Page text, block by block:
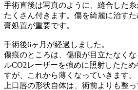
手術直後は写真のように、縫合した
たくさん付きます。傷を綺麗に治す
膏処置が重要です。
手術後6ヶ月が経過しました。
傷痕のところは、傷痕が目立たなく
ルCO2レーザーを強めに照射したた
すが、これから薄くなっていきます。
上口唇の形状自体は、術前よりも整っ